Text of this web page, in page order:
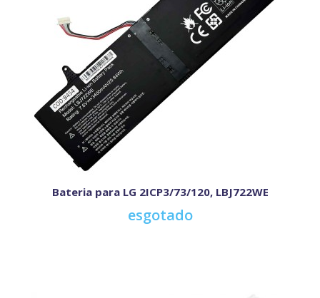
Bateria para LG 2ICP3/73/120, LBJ722WE
esgotado